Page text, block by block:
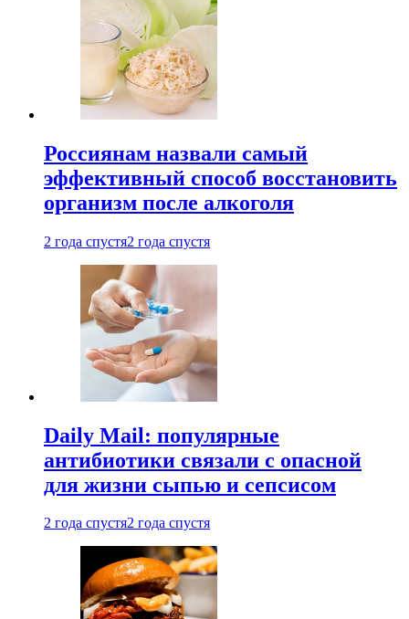
Россиянам назвали самый
эффективный способ восстановить
организм после алкоголя
2 года спустя2 года спустя
Daily Mail: популярные
антибиотики связали с опасной
для жизни сыпью и сепсисом
2 года спустя2 года спустя